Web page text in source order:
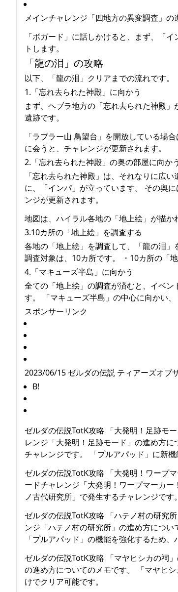
メインチャレンジ「四地方の異変調査」の
「ボガード」に話しかけると、まず、「
トします。
「龍の泪」の攻略
以下、「龍の泪」クリアまでの流れです。
1.「忘れ去られた神殿」に向かう
まず、ヘブラ地方の「忘れ去られた神殿
遺跡です。
「ラブラー山 鳥望台」を開放している場
に会うと、チャレンジが更新されます。
2.「忘れ去られた神殿」の奥の部屋に向かう
「忘れ去られた神殿」は、それなりに広
に、「インパ」が立っています。 その奥
ンジが更新されます。
地図は、ハイラル各地の「地上絵」が描か
3.10カ所の「地上絵」を調査する
各地の「地上絵」を調査して、「龍の泪
調査対象は、10カ所です。 ・10カ所の「
4.「マキューズ半島」に向かう
全ての「地上絵」の調査が済むと、イベ
す。 「マキューズ半島」の中心に向かい
スポンサーリンク
2023/06/15 ゼルダの伝説 ティアーズオブ
B!
ゼルダの伝説TotK攻略 「大発明！足跡モ
レンジ「大発明！足跡モード」の進め方
チャレンジです。 「プルアパッド」に新
ゼルダの伝説TotK攻略 「大発明！ワープ
ードチャレンジ「大発明！ワープマーカ
ノ古代研究所」で発生するチャレンジで
ゼルダの伝説TotK攻略 「ハテノ村の研究
ンジ「ハテノ村の研究所」の進め方につ
「プルアパッド」の機能を強化するため
ゼルダの伝説TotK攻略 「マヤヒシカの祠
の進め方についてのメモです。 「マヤヒ
けでクリア可能です。